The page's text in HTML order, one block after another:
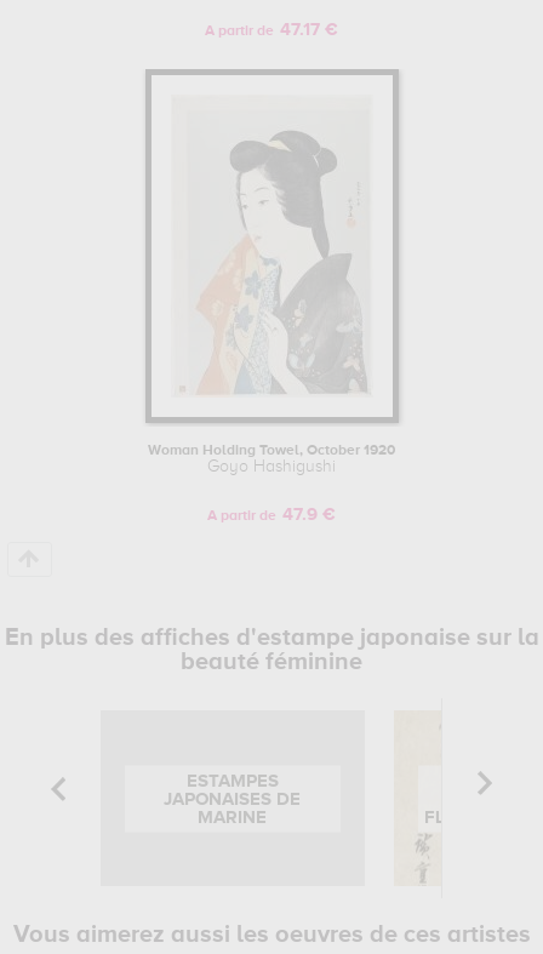
A partir de 47.17 €
Woman Holding Towel, October 1920
Goyo Hashigushi
A partir de 47.9 €
En plus des affiches d'estampe japonaise sur la
beauté féminine
ESTAMPES
JAPONAISES DE
MARINE
FLEURS ET
Vous aimerez aussi les oeuvres de ces artistes